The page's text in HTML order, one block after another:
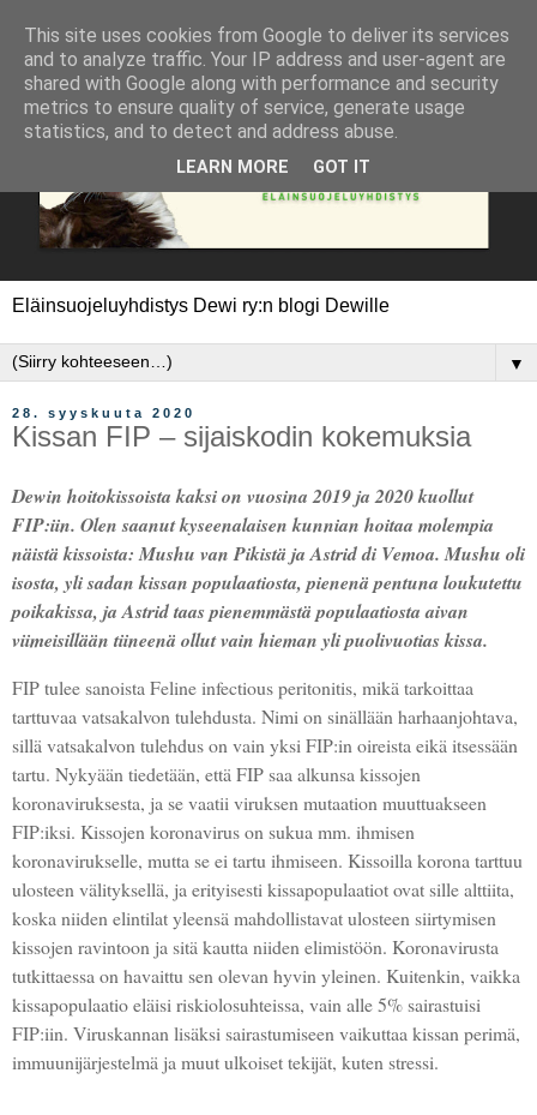
Eläinsuojeluyhdistys Dewi ry:n blogi Dewille
▼
28. syyskuuta 2020
Kissan FIP – sijaiskodin kokemuksia
Dewin hoitokissoista kaksi on vuosina 2019 ja 2020 kuollut
FIP:iin. Olen saanut kyseenalaisen kunnian hoitaa molempia
näistä kissoista: Mushu van Pikistä ja Astrid di Vemoa. Mushu oli
isosta, yli sadan kissan populaatiosta, pienenä pentuna loukutettu
poikakissa, ja Astrid taas pienemmästä populaatiosta aivan
viimeisillään tiineenä ollut vain hieman yli puolivuotias kissa.
FIP tulee sanoista Feline infectious peritonitis, mikä tarkoittaa
tarttuvaa vatsakalvon tulehdusta. Nimi on sinällään harhaanjohtava,
sillä vatsakalvon tulehdus on vain yksi FIP:in oireista eikä itsessään
tartu. Nykyään tiedetään, että FIP saa alkunsa kissojen
koronaviruksesta, ja se vaatii viruksen mutaation muuttuakseen
FIP:iksi. Kissojen koronavirus on sukua mm. ihmisen
koronavirukselle, mutta se ei tartu ihmiseen. Kissoilla korona tarttuu
ulosteen välityksellä, ja erityisesti kissapopulaatiot ovat sille alttiita,
koska niiden elintilat yleensä mahdollistavat ulosteen siirtymisen
kissojen ravintoon ja sitä kautta niiden elimistöön. Koronavirusta
tutkittaessa on havaittu sen olevan hyvin yleinen. Kuitenkin, vaikka
kissapopulaatio eläisi riskiolosuhteissa, vain alle 5% sairastuisi
FIP:iin. Viruskannan lisäksi sairastumiseen vaikuttaa kissan perimä,
immuunijärjestelmä ja muut ulkoiset tekijät, kuten stressi.
This site uses cookies from Google to deliver its services
and to analyze traffic. Your IP address and user-agent are
shared with Google along with performance and security
metrics to ensure quality of service, generate usage
statistics, and to detect and address abuse.
LEARN MORE GOT IT